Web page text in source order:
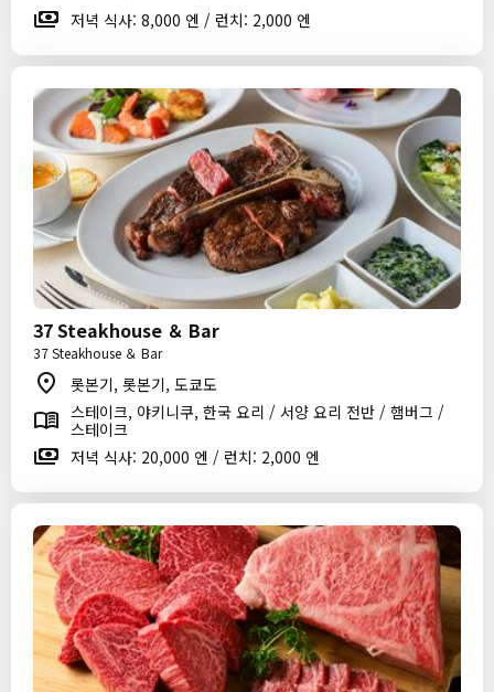
저녁 식사: 8,000 엔 / 런치: 2,000 엔
37 Steakhouse ＆ Bar
37 Steakhouse ＆ Bar
롯본기, 롯본기, 도쿄도
스테이크, 야키니쿠, 한국 요리 / 서양 요리 전반 / 햄버그 /
스테이크
저녁 식사: 20,000 엔 / 런치: 2,000 엔